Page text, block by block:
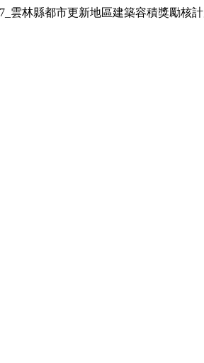
雲林縣都市更新地區建築容積獎勵核計